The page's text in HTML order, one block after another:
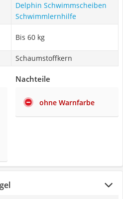
Delphin Schwimmscheiben
Schwimmlernhilfe
Bis 60 kg
Schaumstoffkern
Nachteile
ohne Warnfarbe